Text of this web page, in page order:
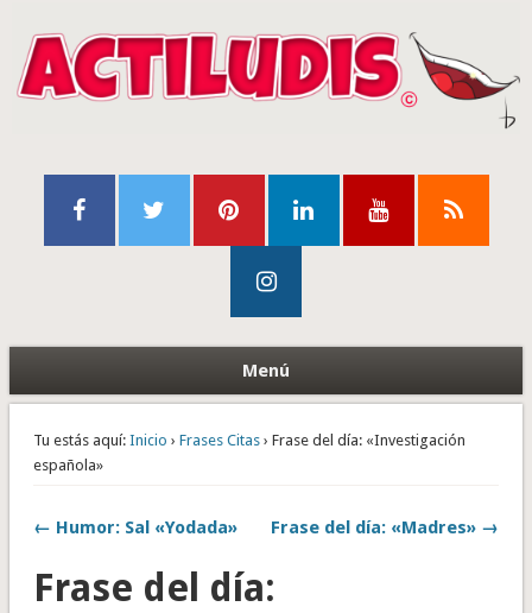
Menú
Tu estás aquí: Inicio › Frases Citas› Frase del día: «Investigación
española»
← Humor: Sal «Yodada» Frase del día: «Madres» →
Frase del día: